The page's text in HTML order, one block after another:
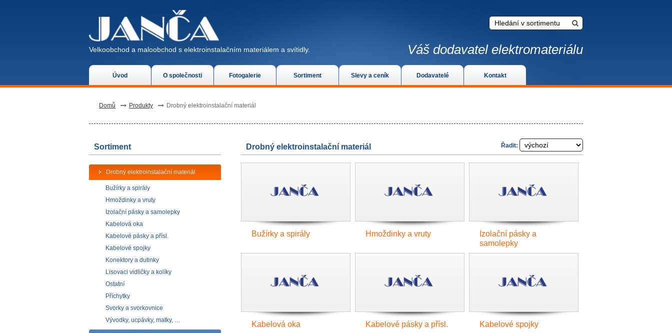
Úvod O společnosti Fotogalerie Sortiment Slevy a ceník Dodavatelé Kontakt
Velkoobchod a maloobchod s elektroinstalačním materiálem a svítidly. Váš dodavatel elektromateriálu
Domů Produkty Drobný elektroinstalační materiál
Sortiment
Drobný elektroinstalační materiál
Bužírky a spirály
Hmoždinky a vruty
Izolační pásky a samolepky
Kabelová oka
Kabelové pásky a přísl.
Kabelové spojky
Konektory a dutinky
Lisovaci vidličky a kolíky
Ostatní
Příchytky
Svorky a svorkovnice
Vývodky, ucpávky, matky, …
Drobný elektroinstalační materiál Řadit:
Bužírky a spirály Hmoždinky a vruty
Izolační pásky a
samolepky
Kabelová oka Kabelové pásky a přísl. Kabelové spojky